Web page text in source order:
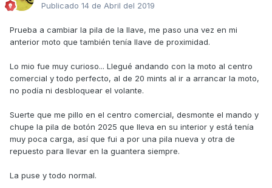
Publicado 14 de Abril del 2019
Prueba a cambiar la pila de la llave, me paso una vez en mi
anterior moto que también tenía llave de proximidad.
Lo mio fue muy curioso... Llegué andando con la moto al centro
comercial y todo perfecto, al de 20 mints al ir a arrancar la moto,
no podía ni desbloquear el volante.
Suerte que me pillo en el centro comercial, desmonte el mando y
chupe la pila de botón 2025 que lleva en su interior y está tenía
muy poca carga, así que fui a por una pila nueva y otra de
repuesto para llevar en la guantera siempre.
La puse y todo normal.